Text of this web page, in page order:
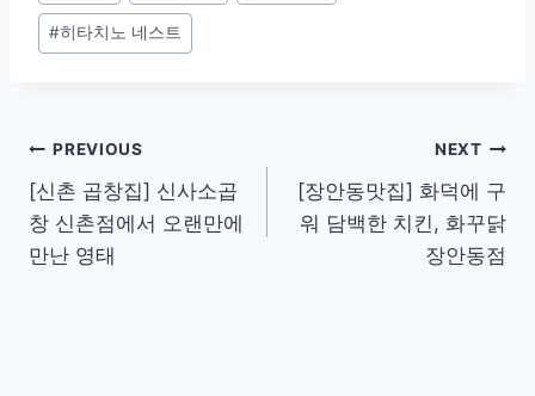
#히타치노 네스트
Post
navigation
PREVIOUS
[신촌 곱창집] 신사소곱
창 신촌점에서 오랜만에
만난 영태
NEXT
[장안동맛집] 화덕에 구
워 담백한 치킨, 화꾸닭
장안동점